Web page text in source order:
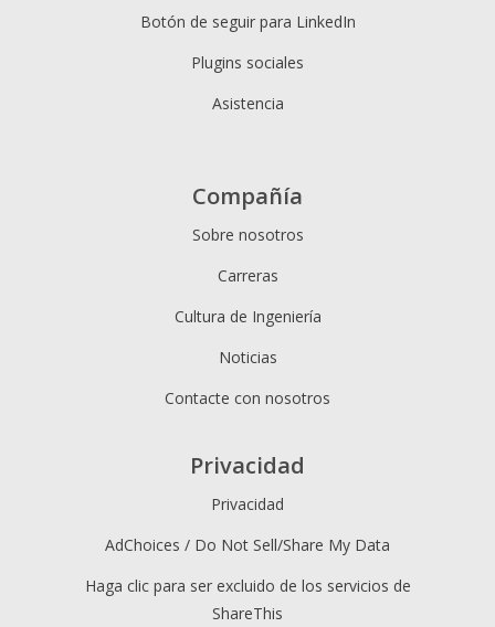
Botón de seguir para LinkedIn
Plugins sociales
Asistencia
Compañía
Sobre nosotros
Carreras
Cultura de Ingeniería
Noticias
Contacte con nosotros
Privacidad
Privacidad
AdChoices / Do Not Sell/Share My Data
Haga clic para ser excluido de los servicios de
ShareThis